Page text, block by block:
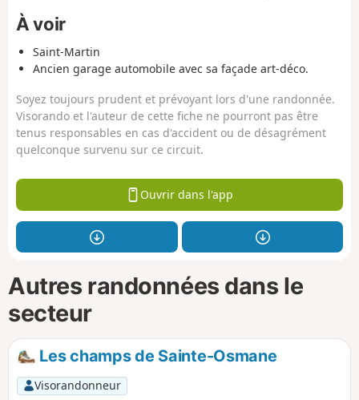
À voir
Saint-Martin
Ancien garage automobile avec sa façade art-déco.
Soyez toujours prudent et prévoyant lors d'une randonnée.
Visorando et l'auteur de cette fiche ne pourront pas être
tenus responsables en cas d'accident ou de désagrément
quelconque survenu sur ce circuit.
Ouvrir dans l'app
Autres randonnées dans le
secteur
Les champs de Sainte-Osmane
Visorandonneur